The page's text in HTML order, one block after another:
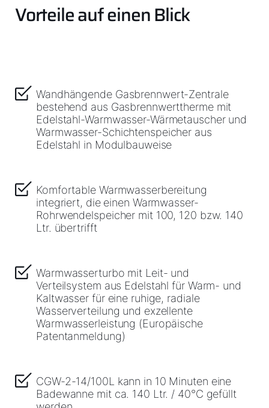
Vorteile auf einen Blick
Wandhängende Gasbrennwert-Zentrale
bestehend aus Gasbrennwerttherme mit
Edelstahl-Warmwasser-Wärmetauscher und
Warmwasser-Schichtenspeicher aus
Edelstahl in Modulbauweise
Komfortable Warmwasserbereitung
integriert, die einen Warmwasser-
Rohrwendelspeicher mit 100, 120 bzw. 140
Ltr. übertrifft
Warmwasserturbo mit Leit- und
Verteilsystem aus Edelstahl für Warm- und
Kaltwasser für eine ruhige, radiale
Wasserverteilung und exzellente
Warmwasserleistung (Europäische
Patentanmeldung)
CGW-2-14/100L kann in 10 Minuten eine
Badewanne mit ca. 140 Ltr. / 40°C gefüllt
Servus!
Downloads
Tools
Wichtige Links
Gipfelstürmer Partnerprogramm
Service App
WOLF Seminare